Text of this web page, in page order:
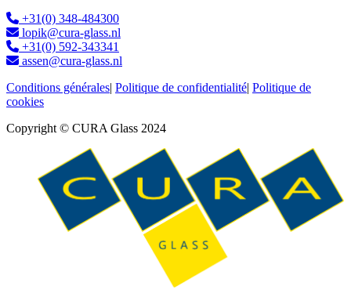
+31(0) 348-484300
lopik@cura-glass.nl
+31(0) 592-343341
assen@cura-glass.nl
Conditions générales| Politique de confidentialité| Politique de
cookies
Copyright © CURA Glass 2024